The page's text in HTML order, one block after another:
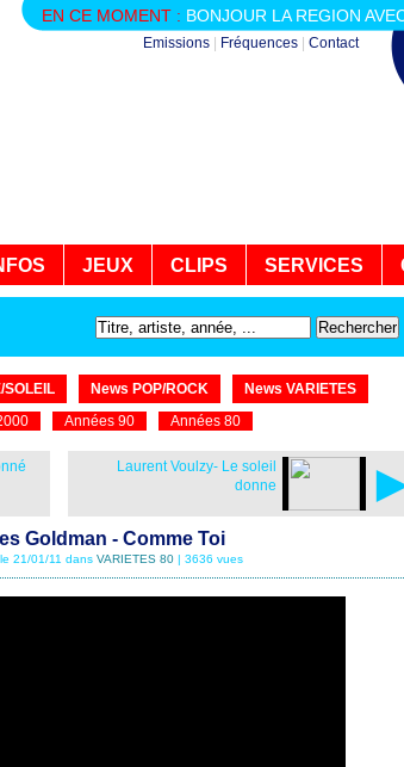
EN CE MOMENT : BONJOUR LA REGION
Emissions Fréquences Contact
JEUX CLIPS SERVICES
SOLEIL News POP/ROCK
News VARIETES
Années 90 Années 80
Laurent Voulzy- Le soleil
donne
Goldman - Comme Toi
21/01/11 dans VARIETES 80 | 3636 vues